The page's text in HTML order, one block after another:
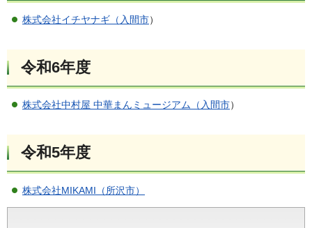
株式会社イチヤナギ（入間市）
令和6年度
株式会社中村屋 中華まんミュージアム（入間市）
令和5年度
株式会社MIKAMI（所沢市）